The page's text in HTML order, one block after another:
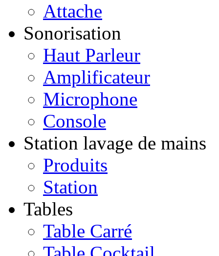
Attache
Sonorisation
Haut Parleur
Amplificateur
Microphone
Console
Station lavage de mains
Produits
Station
Tables
Table Carré